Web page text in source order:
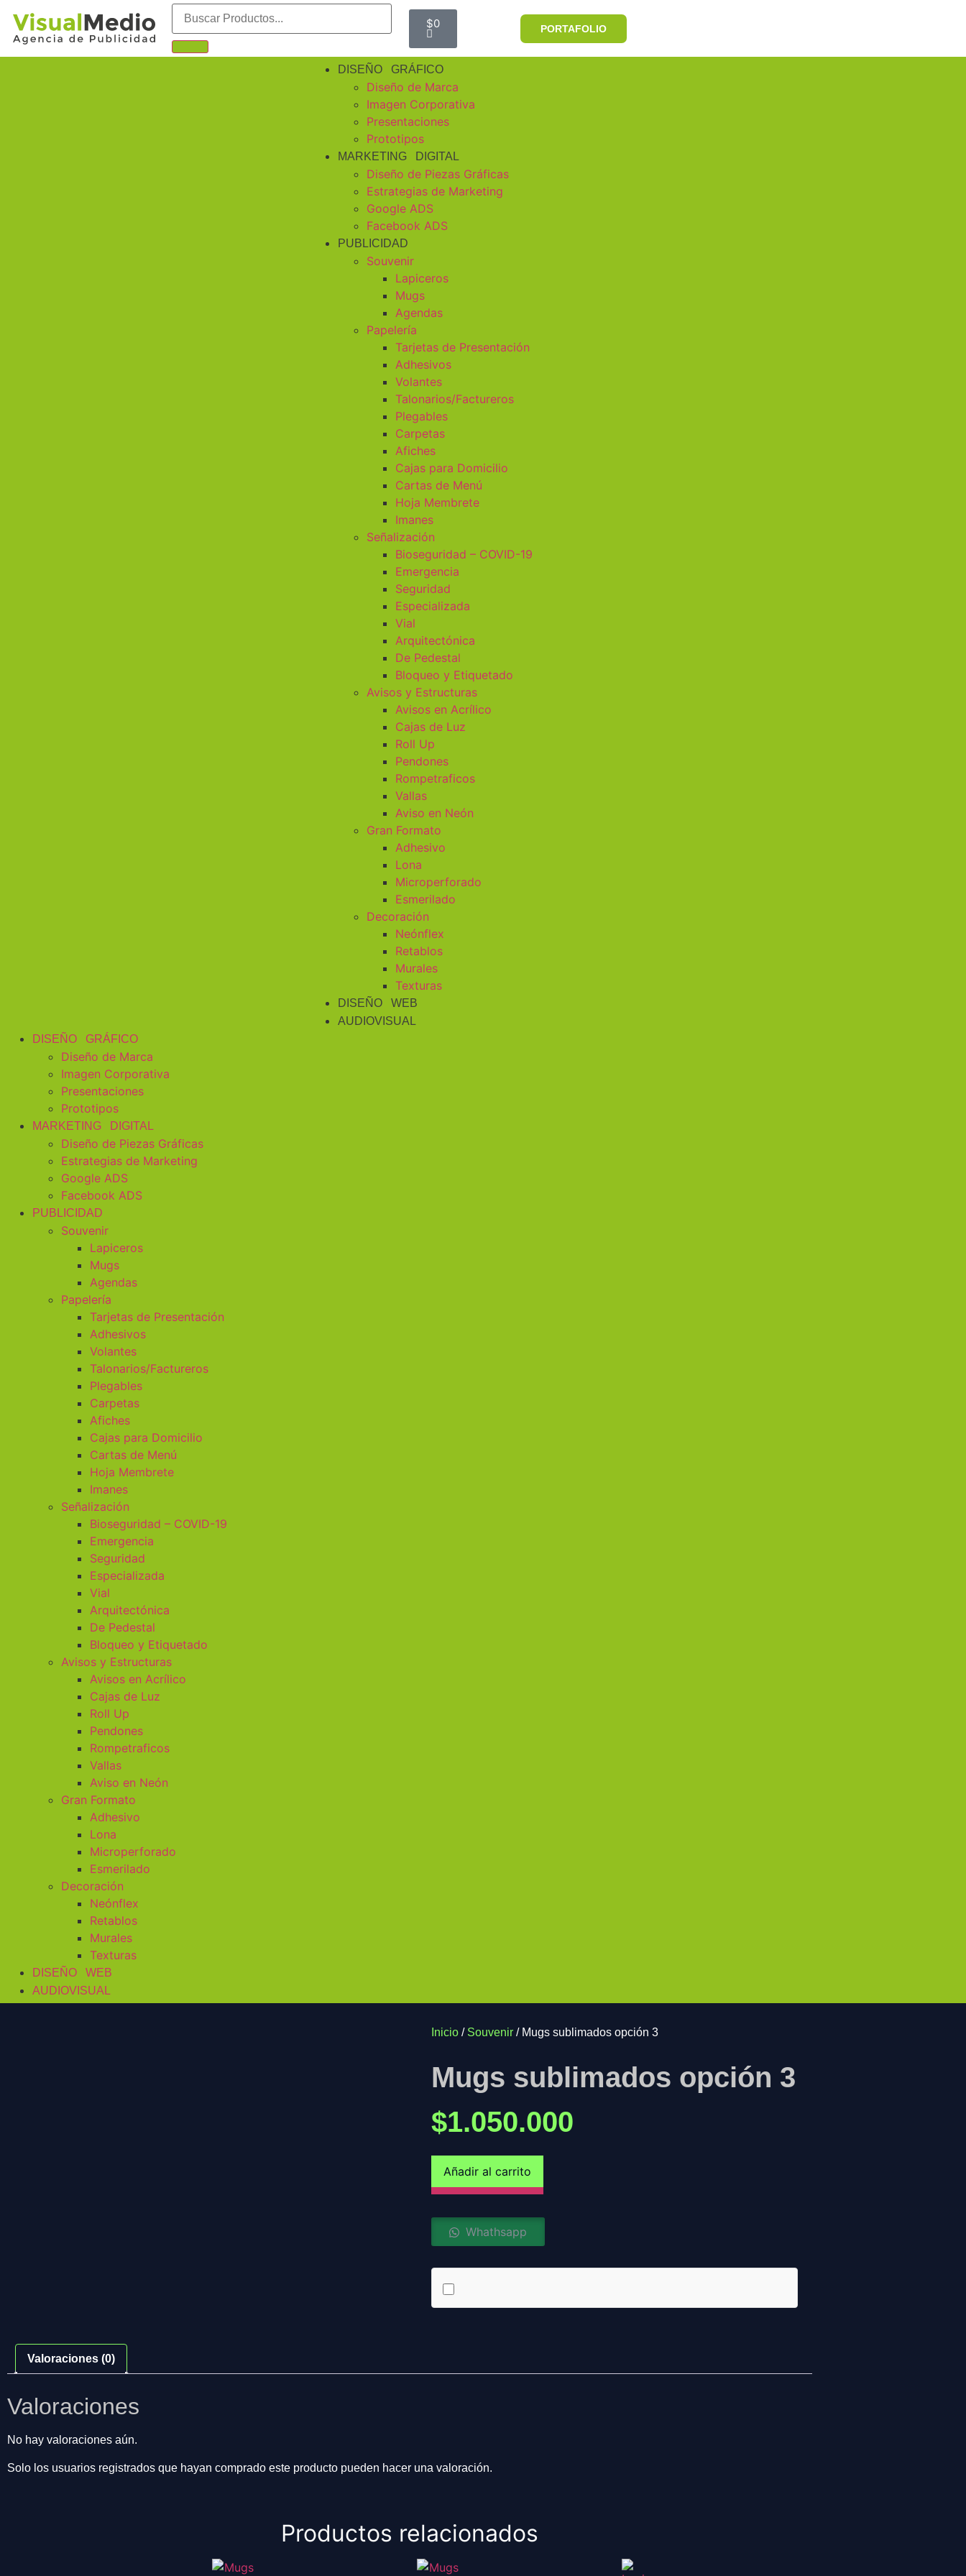
$0 PORTAFOLIO
DISEÑO GRÁFICO
Diseño de Marca
Imagen Corporativa
Presentaciones
Prototipos
MARKETING DIGITAL
Diseño de Piezas Gráficas
Estrategias de Marketing
Google ADS
Facebook ADS
PUBLICIDAD
Souvenir
Lapiceros
Mugs
Agendas
Papelería
Tarjetas de Presentación
Adhesivos
Volantes
Talonarios/Factureros
Plegables
Carpetas
Afiches
Cajas para Domicilio
Cartas de Menú
Hoja Membrete
Imanes
Señalización
Bioseguridad – COVID-19
Emergencia
Seguridad
Especializada
Vial
Arquitectónica
De Pedestal
Bloqueo y Etiquetado
Avisos y Estructuras
Avisos en Acrílico
Cajas de Luz
Roll Up
Pendones
Rompetraficos
Vallas
Aviso en Neón
Gran Formato
Adhesivo
Lona
Microperforado
Esmerilado
Decoración
Neónflex
Retablos
Murales
Texturas
DISEÑO WEB
AUDIOVISUAL
DISEÑO GRÁFICO
Diseño de Marca
Imagen Corporativa
Presentaciones
Prototipos
MARKETING DIGITAL
Diseño de Piezas Gráficas
Estrategias de Marketing
Google ADS
Facebook ADS
PUBLICIDAD
Souvenir
Lapiceros
Mugs
Agendas
Papelería
Tarjetas de Presentación
Adhesivos
Volantes
Talonarios/Factureros
Plegables
Carpetas
Afiches
Cajas para Domicilio
Cartas de Menú
Hoja Membrete
Imanes
Señalización
Bioseguridad – COVID-19
Emergencia
Seguridad
Especializada
Vial
Arquitectónica
De Pedestal
Bloqueo y Etiquetado
Avisos y Estructuras
Avisos en Acrílico
Cajas de Luz
Roll Up
Pendones
Rompetraficos
Vallas
Aviso en Neón
Gran Formato
Adhesivo
Lona
Microperforado
Esmerilado
Decoración
Neónflex
Retablos
Murales
Texturas
DISEÑO WEB
AUDIOVISUAL
Inicio / Souvenir / Mugs sublimados opción 3
Mugs sublimados opción 3
$1.050.000
Añadir al carrito
Whathsapp
Valoraciones (0)
Valoraciones
No hay valoraciones aún.
Solo los usuarios registrados que hayan comprado este producto pueden hacer una valoración.
Productos relacionados